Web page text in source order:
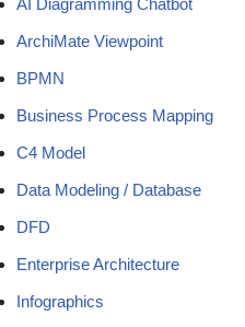
AI Diagramming Chatbot
ArchiMate Viewpoint
BPMN
Business Process Mapping
C4 Model
Data Modeling / Database
DFD
Enterprise Architecture
Infographics